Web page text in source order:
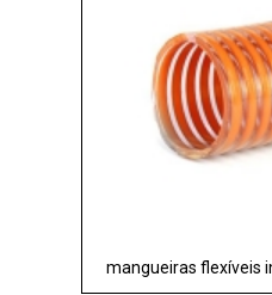
mangueiras flexíveis